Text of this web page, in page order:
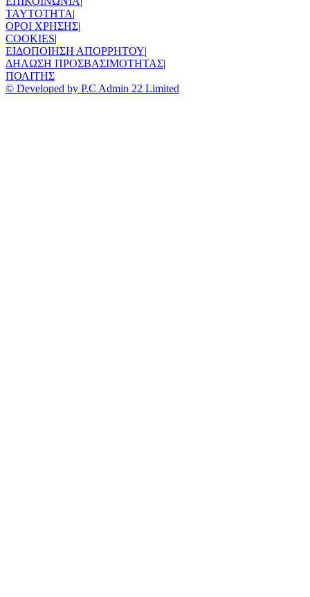
TAYTOTHTA|
ΟΡΟΙ ΧΡΗΣΗΣ|
COOKIES|
ΕΙΔΟΠΟΙΗΣΗ ΑΠΟΡΡΗΤΟΥ|
ΔΗΛΩΣΗ ΠΡΟΣΒΑΣΙΜΟΤΗΤΑΣ|
ΠΟΛΙΤΗΣ
© Developed by P.C Admin 22 Limited